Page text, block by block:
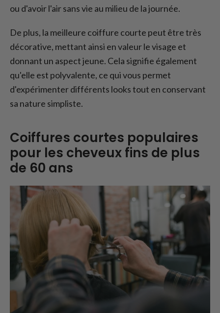
ou d'avoir l'air sans vie au milieu de la journée.
De plus, la meilleure coiffure courte peut être très
décorative, mettant ainsi en valeur le visage et
donnant un aspect jeune. Cela signifie également
qu'elle est polyvalente, ce qui vous permet
d'expérimenter différents looks tout en conservant
sa nature simpliste.
Coiffures courtes populaires
pour les cheveux fins de plus
de 60 ans